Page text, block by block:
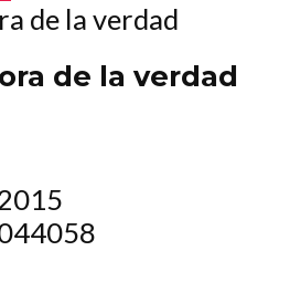
de la verdad